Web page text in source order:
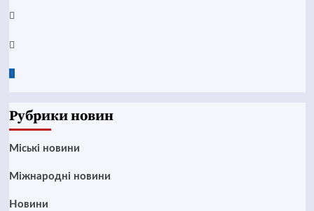
Instagram
Twitter
Google
Рубрики новин
Mіські новини
Міжнародні новини
Новини